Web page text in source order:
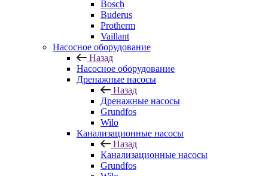
Bosch
Buderus
Protherm
Vaillant
Насосное оборудование
Назад
Насосное оборудование
Дренажные насосы
Назад
Дренажные насосы
Grundfos
Wilo
Канализационные насосы
Назад
Канализационные насосы
Grundfos